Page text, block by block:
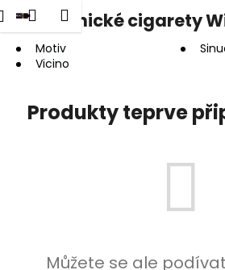
Přejít
na
obsah
Přihlášení
Nákupní
košík
Menu
Elektronické cigarety
Motiv
Vicino
Produkty teprve
Můžete se ale
K
o Zpět
Zpět
o